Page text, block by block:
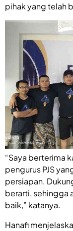
pihak yang telah
“Saya berterima
pengurus PJS
persiapan.
berarti, sehingga
baik,” katanya.
Hanafi